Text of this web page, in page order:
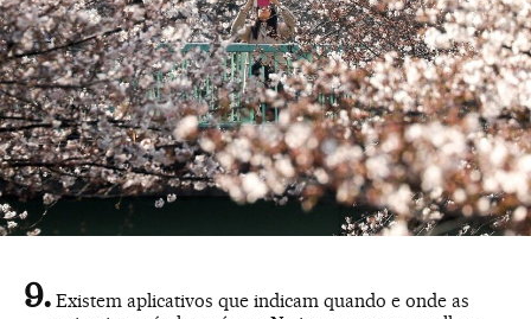
Existem aplicativos que indicam quando e onde as